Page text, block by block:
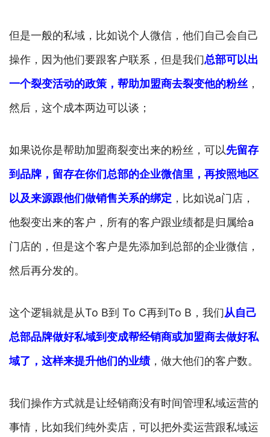
但是一般的私域，比如说个人微信，他们自己会自己
操作，因为他们要跟客户联系，但是我们总部可以出
一个裂变活动的政策，帮助加盟商去裂变他的粉丝 ，
然后，这个成本两边可以谈；
如果说你是帮助加盟商裂变出来的粉丝，可以先留存
到品牌，留存在你们总部的企业微信里，再按照地区
以及来源跟他们做销售关系的绑定 ，比如说a门店，
他裂变出来的客户，所有的客户跟业绩都是归属给a
门店的，但是这个客户是先添加到总部的企业微信，
然后再分发的。
这个逻辑就是从To B到 To C再到To B，我们从自己
总部品牌做好私域到变成帮经销商或加盟商去做好私
域了，这样来提升他们的业绩，做大他们的客户数。
我们操作方式就是让经销商没有时间管理私域运营的
事情，比如我们纯外卖店，可以把外卖运营跟私域运